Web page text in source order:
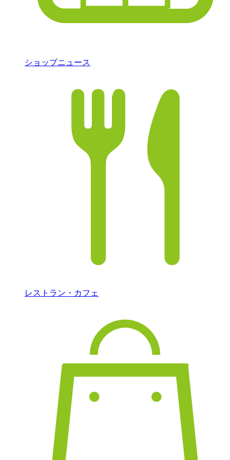
ショップニュース
レストラン・カフェ